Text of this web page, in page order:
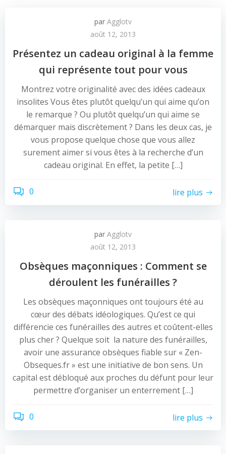
par Agglotv
août 12, 2013
Présentez un cadeau original à la femme
qui représente tout pour vous
Montrez votre originalité avec des idées cadeaux
insolites Vous êtes plutôt quelqu’un qui aime qu’on
le remarque ? Ou plutôt quelqu’un qui aime se
démarquer mais discrètement ? Dans les deux cas, je
vous propose quelque chose que vous allez
surement aimer si vous êtes à la recherche d’un
cadeau original. En effet, la petite […]
0 lire plus
par Agglotv
août 12, 2013
Obsèques maçonniques : Comment se
déroulent les funérailles ?
Les obsèques maçonniques ont toujours été au
cœur des débats idéologiques. Qu’est ce qui
différencie ces funérailles des autres et coûtent-elles
plus cher ? Quelque soit la nature des funérailles,
avoir une assurance obsèques fiable sur « Zen-
Obseques.fr » est une initiative de bon sens. Un
capital est débloqué aux proches du défunt pour leur
permettre d’organiser un enterrement […]
0 lire plus